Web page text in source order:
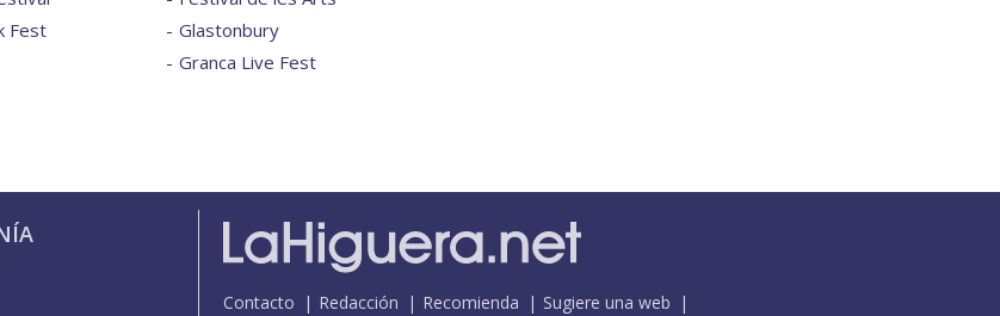
Fest
Glastonbury
Granca Live Fest
Contacto Redacción Recomienda
Sugiere una web